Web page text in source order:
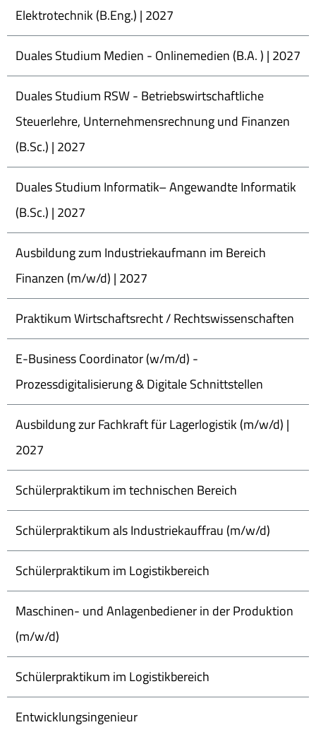
Elektrotechnik (B.Eng.) | 2027
Duales Studium Medien - Onlinemedien (B.A. ) | 2027
Duales Studium RSW - Betriebswirtschaftliche
Steuerlehre, Unternehmensrechnung und Finanzen
(B.Sc.) | 2027
Duales Studium Informatik– Angewandte Informatik
(B.Sc.) | 2027
Ausbildung zum Industriekaufmann im Bereich
Finanzen (m/w/d) | 2027
Praktikum Wirtschaftsrecht / Rechtswissenschaften
E-Business Coordinator (w/m/d) -
Prozessdigitalisierung & Digitale Schnittstellen
Ausbildung zur Fachkraft für Lagerlogistik (m/w/d) |
2027
Schülerpraktikum im technischen Bereich
Schülerpraktikum als Industriekauffrau (m/w/d)
Schülerpraktikum im Logistikbereich
Maschinen- und Anlagenbediener in der Produktion
(m/w/d)
Schülerpraktikum im Logistikbereich
Entwicklungsingenieur